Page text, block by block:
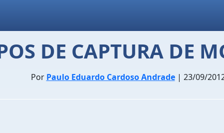
DE CAPTURA DE
Por Paulo Eduardo Cardoso Andrade| 23/09/